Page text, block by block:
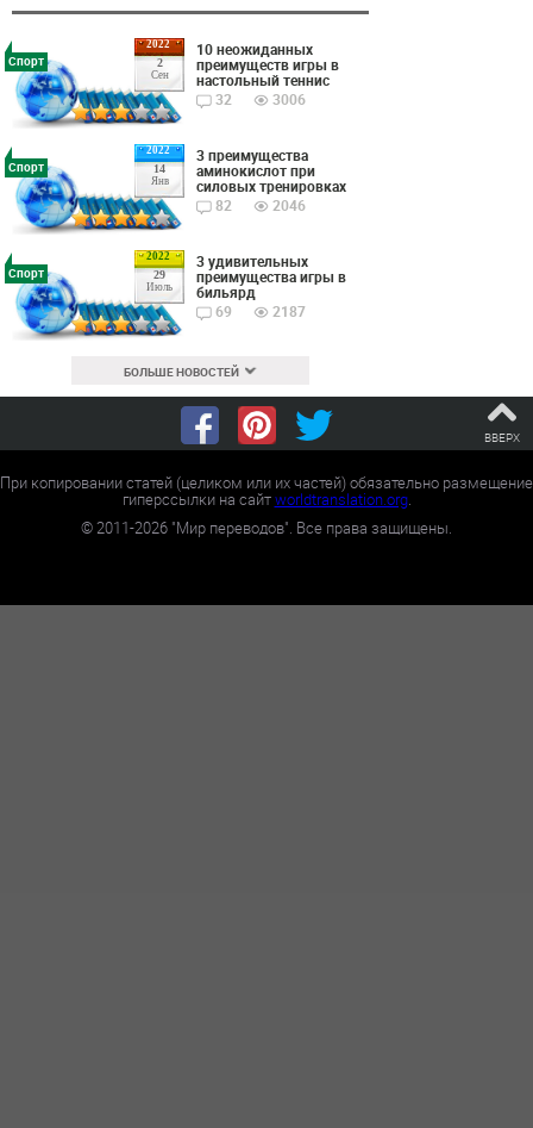
2022
2
Сен
Спорт
10 неожиданных
преимуществ игры в
настольный теннис
32
3006
2022
14
Янв
Спорт
3 преимущества
аминокислот при
силовых тренировках
82
2046
2022
29
Июль
Спорт
3 удивительных
преимущества игры в
бильярд
69
2187
БОЛЬШЕ НОВОСТЕЙ
ВВЕРХ
При копировании статей (целиком или их частей) обязательно размещение
гиперссылки на сайтworldtranslation.org.
©2011-2026 "Мир переводов". Все права защищены.